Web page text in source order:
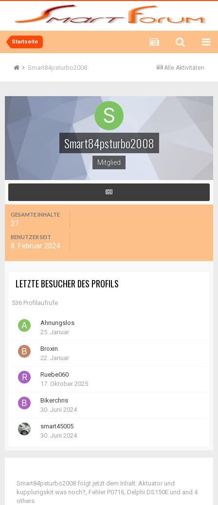
Startseite
Alle Aktivitäten
Smart84psturbo2008
Smart84psturbo2008
Mitglied
GESAMTE INHALTE
27
BENUTZER SEIT
8. Februar 2024
LETZTE BESUCHER DES PROFILS
536 Profilaufrufe
Ahnungslos
25. Januar
Broxin
22. Januar
Ruebe060
17. Oktober 2025
Bikerchris
30. Juni 2024
smart45005
30. Juni 2024
Smart84psturbo2008 folgt jetzt dem Inhalt: Aktuator und
kupplungskit was noch?, Fehler P0716, Delphi DS150E und and 4
others